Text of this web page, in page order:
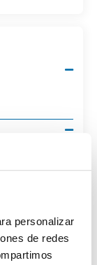
personalizar
de redes